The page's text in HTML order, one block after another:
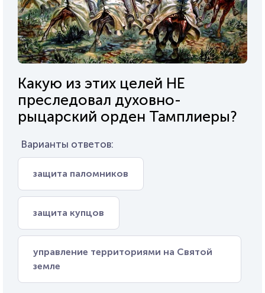
Какую из этих целей НЕ
преследовал духовно-
рыцарский орден Тамплиеры?
Варианты ответов:
защита паломников
защита купцов
управление территориями на Святой
земле